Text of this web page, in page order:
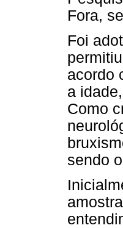
Fora,
Foi
acordo
a
Como
sendo